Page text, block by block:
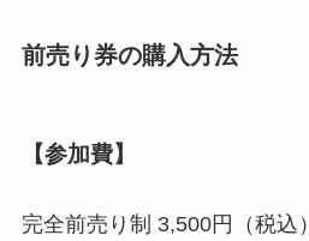
前売り券の購入方法
【参加費】
完全前売り制 3,500円（税込）